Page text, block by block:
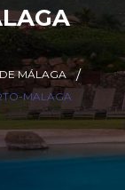
MÁLAGA
MALAGA